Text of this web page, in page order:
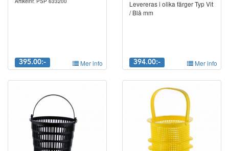
395.00:- Mer info
Levereras i olika färger Typ Vit
/ Blå mm
394.00:- Mer info